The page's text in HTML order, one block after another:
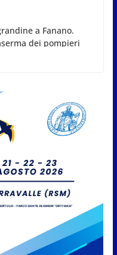
a Fanano.
dei pompieri
Il PS sulle istanze
o si approvano o si
adesso invece si
e Circondario.
| Investito sui binari
il Ceis”